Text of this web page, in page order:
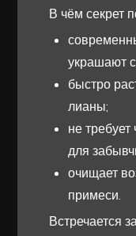
В чём секрет
украшают
быстро
лианы;
не
для
очищает
примеси.
Встречается